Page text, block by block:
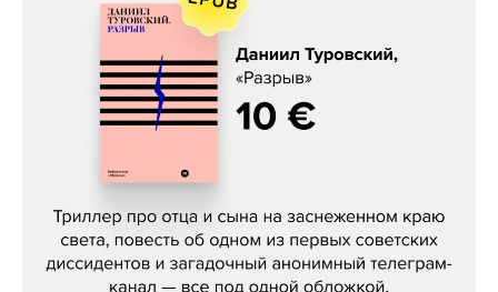
Даниил Туровский, «Разрыв»